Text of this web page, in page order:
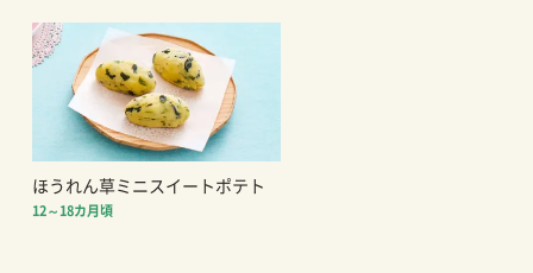
ほうれん草ミニスイートポテト
12～18カ月頃